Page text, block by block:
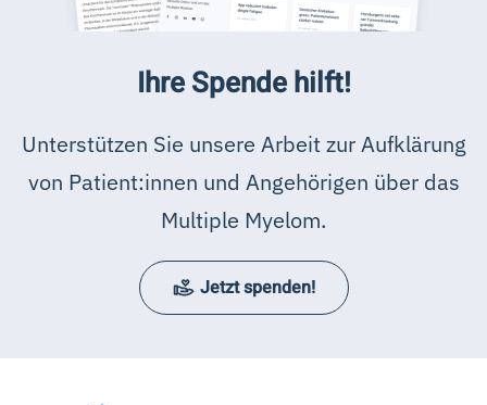
Ihre Spende hilft!
Unterstützen Sie unsere Arbeit zur Aufklärung
von Patient:innen und Angehörigen über das
Multiple Myelom.
Jetzt spenden!